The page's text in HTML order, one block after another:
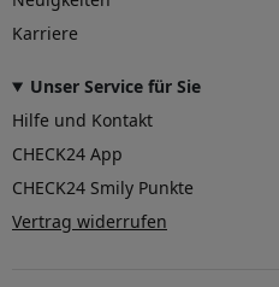
Karriere
Unser Service für Sie
Hilfe und Kontakt
CHECK24 App
CHECK24 Smily Punkte
Vertrag widerrufen